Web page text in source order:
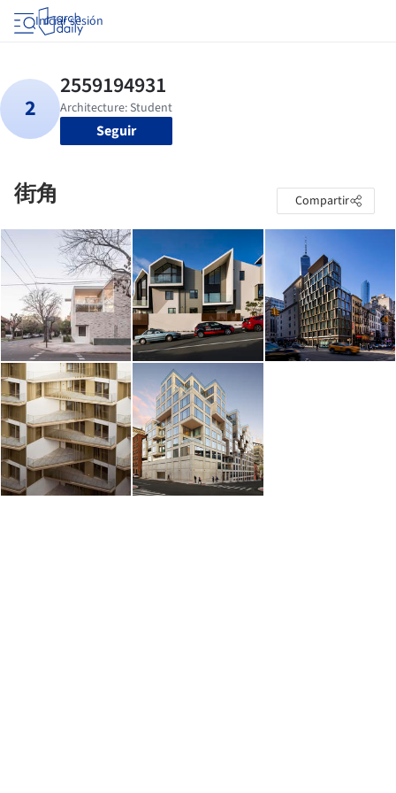
Iniciar sesión
Seguir
街角 Compartir